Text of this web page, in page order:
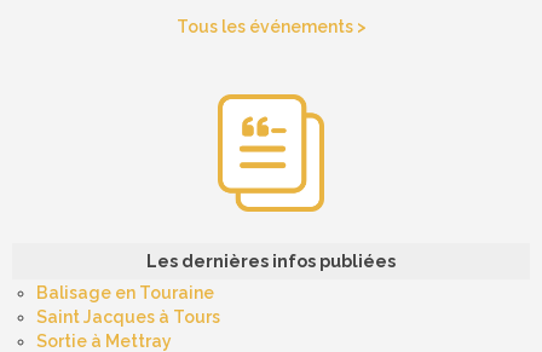
Tous les événements >
Les dernières infos publiées
Balisage en Touraine
Saint Jacques à Tours
Sortie à Mettray